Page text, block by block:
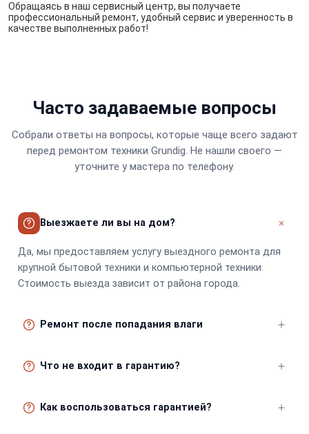
Обращаясь в наш сервисный центр, вы получаете
профессиональный ремонт, удобный сервис и уверенность в
качестве выполненных работ!
Часто задаваемые вопросы
Собрали ответы на вопросы, которые чаще всего задают
перед ремонтом техники Grundig. Не нашли своего —
уточните у мастера по телефону.
Выезжаете ли вы на дом?
Да, мы предоставляем услугу выездного ремонта для
крупной бытовой техники и компьютерной техники.
Стоимость выезда зависит от района города.
Ремонт после попадания влаги
влаги. Важно как можно скорее обратиться в
проведем профессиональную просушку и очистку.
Что не входит в гарантию?
повреждения, попадание влаги, неправильную
Как воспользоваться гарантией?